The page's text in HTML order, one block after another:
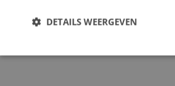
Harfsen, Lochem, Barchem,
DETAILS WEERGEVEN